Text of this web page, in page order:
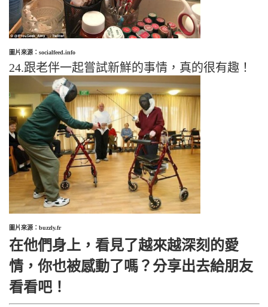
圖片來源：socialfeed.info
24.跟老伴一起嘗試新鮮的事情，真的很有趣！
圖片來源：buzzly.fr
在他們身上，看見了越來越深刻的愛
情，你也被感動了嗎？分享出去給朋友
看看吧！